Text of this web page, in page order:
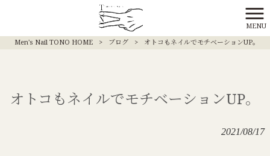
MENU
Men's Nail TONO HOME > ブログ > オトコもネイルでモチベーションUP。
オトコもネイルでモチベーションUP。
2021/08/17